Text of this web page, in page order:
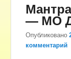
— МО
Опубликовано
комментарий